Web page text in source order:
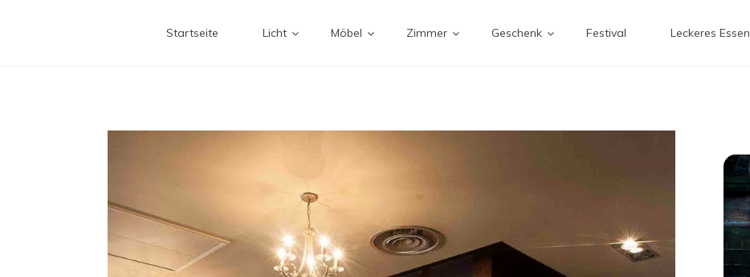
Startseite Licht Möbel Zimmer Geschenk Festival Leckeres Essen